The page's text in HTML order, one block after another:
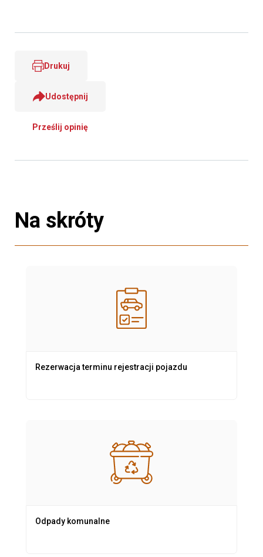
Drukuj
Udostępnij
Prześlij opinię
Na skróty
Rezerwacja terminu rejestracji pojazdu
Odpady komunalne